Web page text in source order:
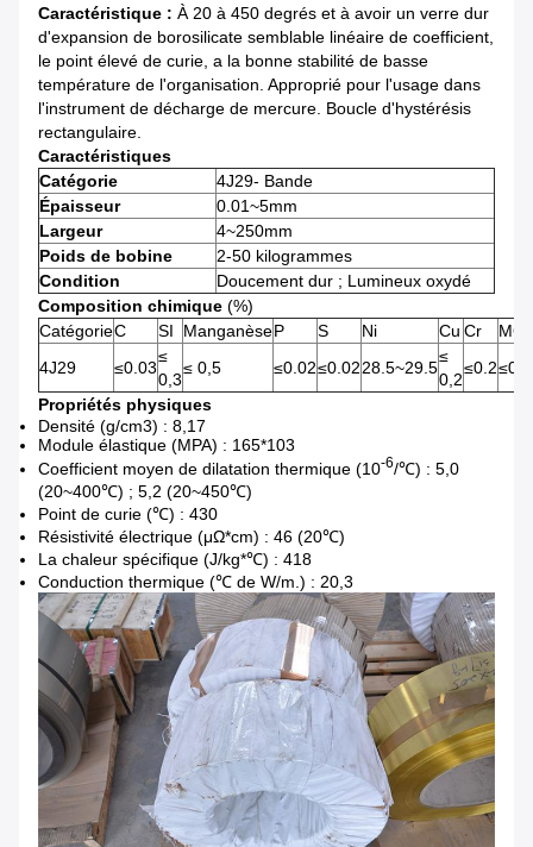
Caractéristique : À 20 à 450 degrés et à avoir un verre dur
d'expansion de borosilicate semblable linéaire de coefficient,
le point élevé de curie, a la bonne stabilité de basse
température de l'organisation. Approprié pour l'usage dans
l'instrument de décharge de mercure. Boucle d'hystérésis
rectangulaire.
Caractéristiques
Catégorie
4J29- Bande
Épaisseur
0.01~5mm
Largeur
4~250mm
Poids de bobine
2-50 kilogrammes
Condition
Doucement dur ; Lumineux oxydé
Composition chimique (%)
CatégorieC SI ManganèseP S Ni Cu Cr
4J29
≤0.03
≤
0,3
≤ 0,5 ≤0.02≤0.0228.5~29.5
≤
0,2
≤0.2≤0.2
Propriétés physiques
Densité (g/cm3) : 8,17
Module élastique (MPA) : 165*103
Coefficient moyen de dilatation thermique (10-6/℃) : 5,0
(20~400℃) ; 5,2 (20~450℃)
Point de curie (℃) : 430
Résistivité électrique (μΩ*cm) : 46 (20℃)
La chaleur spécifique (J/kg*℃) : 418
Conduction thermique (℃ de W/m.) : 20,3